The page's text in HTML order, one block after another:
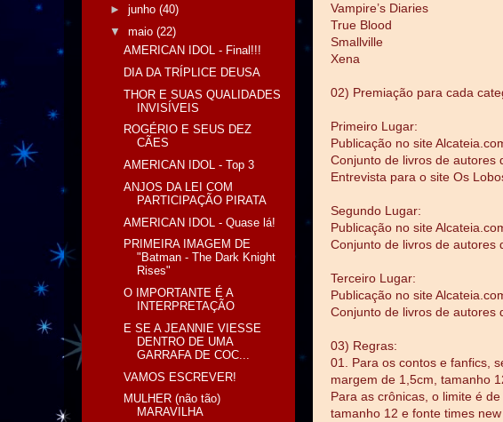
Vampire’s Diaries
True Blood
Smallville
Xena
02) Premiação para cada
Primeiro Lugar:
Publicação no site
Conjunto de livros de autores
Entrevista para o site Os
Segundo Lugar:
Publicação no site
Conjunto de livros de autores
Terceiro Lugar:
Publicação no site
Conjunto de livros de autores
03) Regras:
01. Para os contos e fanfics,
margem de 1,5cm, tamanho
Para as crônicas, o limite é
tamanho 12 e fonte times
► junho (40)
▼ maio (22)
AMERICAN IDOL - Final!!!
DIA DA TRÍPLICE DEUSA
THOR E SUAS QUALIDADES
INVISÍVEIS
ROGÉRIO E SEUS DEZ
CÃES
AMERICAN IDOL - Top 3
ANJOS DA LEI COM
PARTICIPAÇÃO PIRATA
AMERICAN IDOL - Quase lá!
PRIMEIRA IMAGEM DE
"Batman - The Dark Knight
Rises"
O IMPORTANTE É A
INTERPRETAÇÃO
E SE A JEANNIE VIESSE
DENTRO DE UMA
GARRAFA DE COC...
VAMOS ESCREVER!
MULHER (não tão)
MARAVILHA